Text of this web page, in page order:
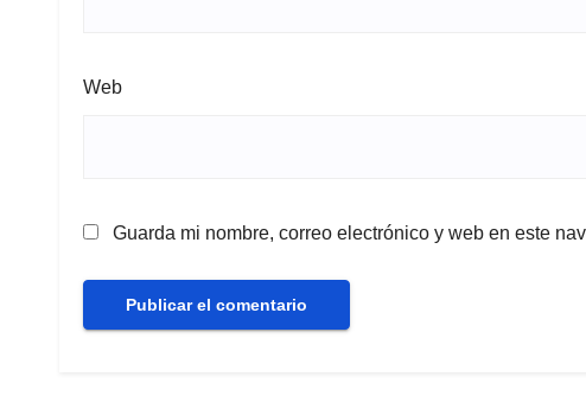
Web
Guarda mi nombre, correo electrónico y web en este